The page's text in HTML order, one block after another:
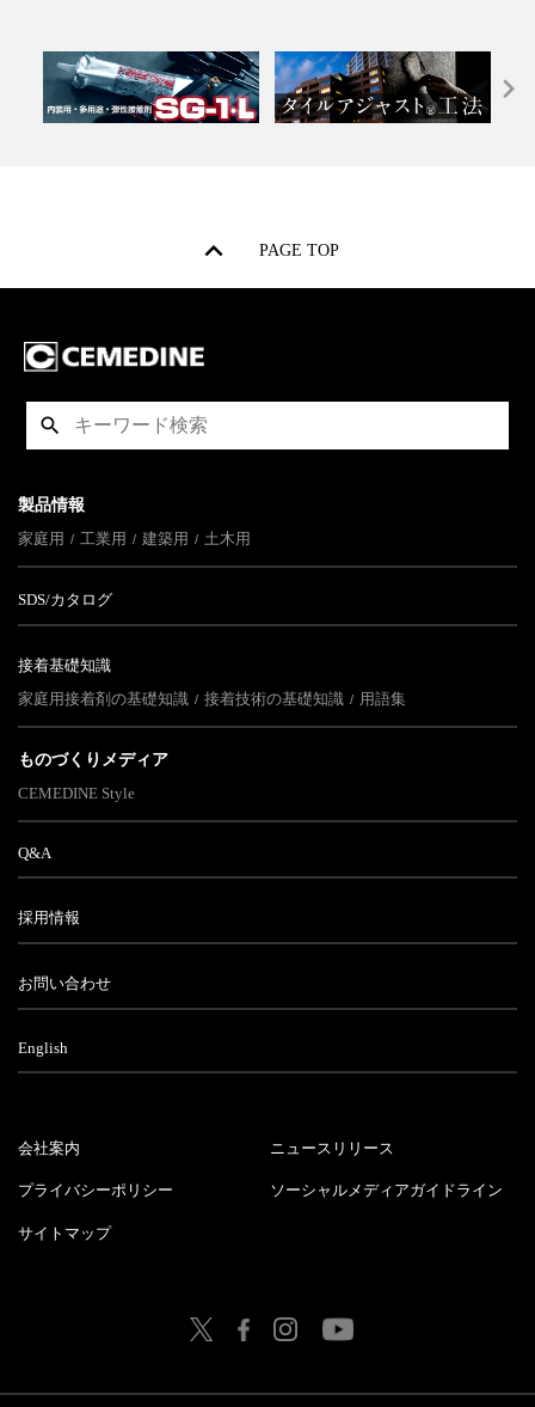
PAGE TOP
製品情報
家庭用
工業用 建築用 土木用
SDS/カタログ
接着基礎知識
家庭用接着剤の基礎知識
接着技術の基礎知識 用語集
ものづくりメディア
CEMEDINE Style
Q&A
採用情報
お問い合わせ
English
会社案内 ニュースリリース
プライバシーポリシー ソーシャルメディアガイドライン
サイトマップ